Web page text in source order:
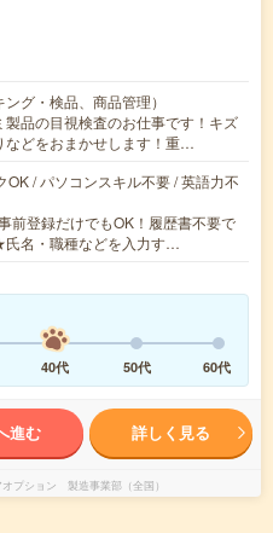
グ・検品、商品管理）
品の目視検査のお仕事です！キズ
などをおまかせします！重…
OK / パソコンスキル不要 / 英語力不
前登録だけでもOK！履歴書不要で
名・職種などを入力す…
40代 50代 60代
進む 詳しく見る
プション 製造事業部（全国）